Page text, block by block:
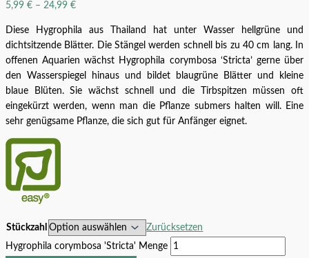
5,99 € – 24,99 €
Diese Hygrophila aus Thailand hat unter Wasser hellgrüne und
dichtsitzende Blätter. Die Stängel werden schnell bis zu 40 cm lang. In
offenen Aquarien wächst Hygrophila corymbosa ‘Stricta’ gerne über
den Wasserspiegel hinaus und bildet blaugrüne Blätter und kleine
blaue Blüten. Sie wächst schnell und die Tirbspitzen müssen oft
eingekürzt werden, wenn man die Pflanze submers halten will. Eine
sehr genügsame Pflanze, die sich gut für Anfänger eignet.
Stückzahl
Zurücksetzen
Hygrophila corymbosa 'Stricta' Menge